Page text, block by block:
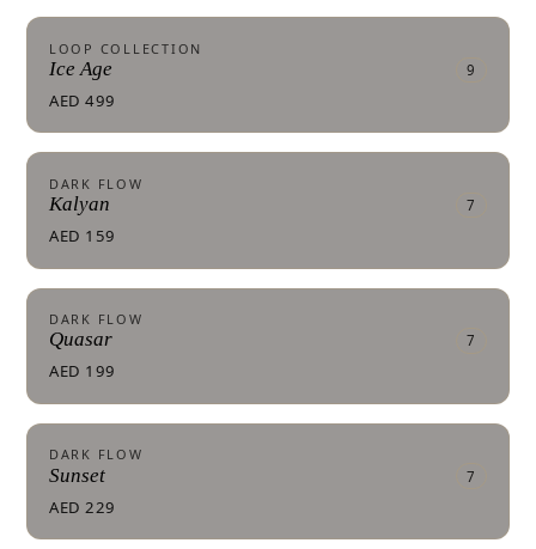
LOOP COLLECTION
Ice Age 9
AED 499
DARK FLOW
Kalyan 7
AED 159
DARK FLOW
Quasar 7
AED 199
DARK FLOW
Sunset 7
AED 229